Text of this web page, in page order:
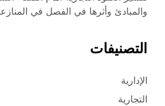
والمبادئ وأثرها في الفصل في المنازعات
التصنيفات
الإدارية
التجارية